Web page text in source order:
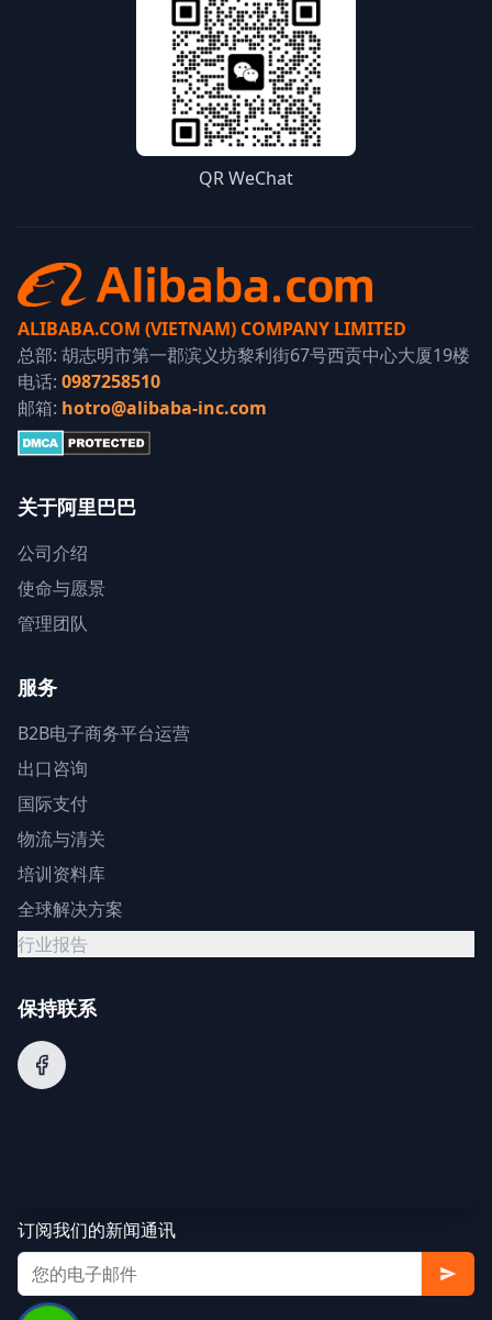
QR WeChat
ALIBABA.COM (VIETNAM) COMPANY LIMITED
总部: 胡志明市第一郡滨义坊黎利街67号西贡中心大厦19楼
电话: 0987258510
邮箱: hotro@alibaba-inc.com
关于阿里巴巴
公司介绍
使命与愿景
管理团队
服务
B2B电子商务平台运营
出口咨询
国际支付
物流与清关
培训资料库
全球解决方案
行业报告
保持联系
订阅我们的新闻通讯